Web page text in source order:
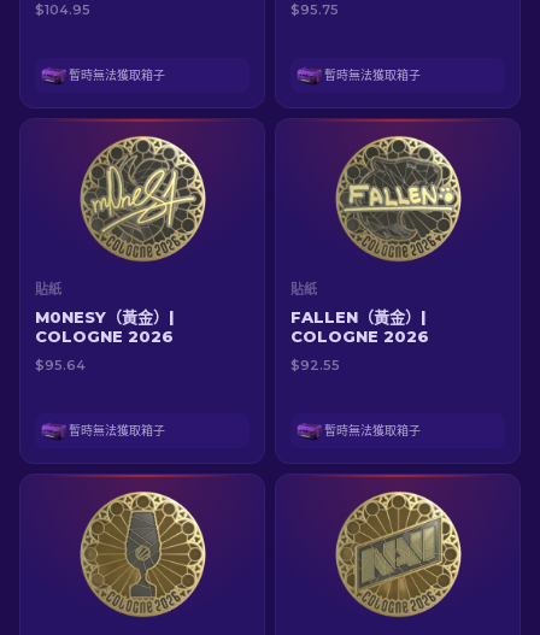
$104.95
暫時無法獲取箱子
$95.75
暫時無法獲取箱子
貼紙
M0NESY（黃金）|
COLOGNE 2026
$95.64
暫時無法獲取箱子
貼紙
FALLEN（黃金）|
COLOGNE 2026
$92.55
暫時無法獲取箱子